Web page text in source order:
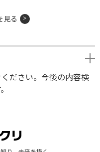
見る
ださい。今後の内容検